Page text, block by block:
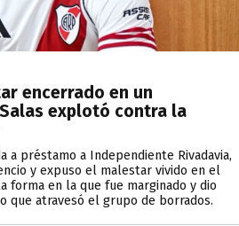
encerrado en un
explotó contra la
a préstamo a Independiente Rivadavia,
y expuso el malestar vivido en el
forma en la que fue marginado y dio
que atravesó el grupo de borrados.